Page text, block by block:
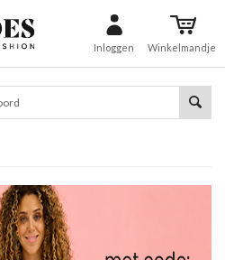
Inloggen Winkelmandje